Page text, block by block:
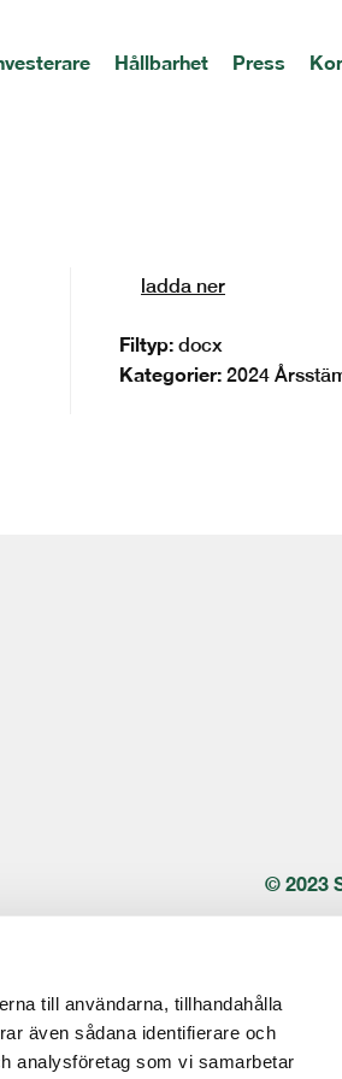
till användarna, tillhandahålla
även sådana identifierare och
analysföretag som vi samarbetar
Hållbarhet Press
ladda ner
Filtyp: docx
Kategorier: 2024
© 2023